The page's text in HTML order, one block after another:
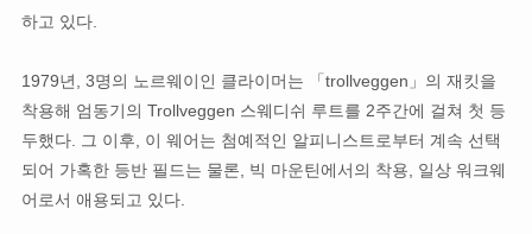
하고 있다.
1979년, 3명의 노르웨이인 클라이머는 「trollveggen」의 재킷을
착용해 엄동기의 Trollveggen 스웨디쉬 루트를 2주간에 걸쳐 첫 등
두했다. 그 이후, 이 웨어는 첨예적인 알피니스트로부터 계속 선택
되어 가혹한 등반 필드는 물론, 빅 마운틴에서의 착용, 일상 워크웨
어로서 애용되고 있다.